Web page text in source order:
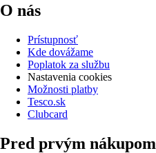
O nás
Prístupnosť
Kde dovážame
Poplatok za službu
Nastavenia cookies
Možnosti platby
Tesco.sk
Clubcard
Pred prvým nákupom